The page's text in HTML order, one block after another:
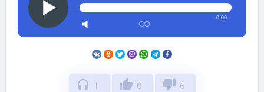
0:00
headphones 1 thumb_up 0 thumb_down 6